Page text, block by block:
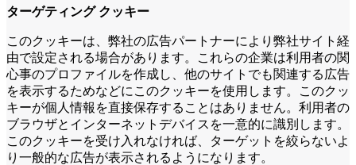
ターゲティング クッキー
このクッキーは、弊社の広告パートナーにより弊社サイト経
由で設定される場合があります。これらの企業は利用者の関
心事のプロファイルを作成し、他のサイトでも関連する広告
を表示するためなどにこのクッキーを使用します。このクッ
キーが個人情報を直接保存することはありません。利用者の
ブラウザとインターネットデバイスを一意的に識別します。
このクッキーを受け入れなければ、ターゲットを絞らないよ
り一般的な広告が表示されるようになります。